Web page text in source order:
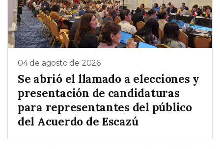
04 de agosto de 2026
Se abrió el llamado a elecciones y
presentación de candidaturas
para representantes del público
del Acuerdo de Escazú